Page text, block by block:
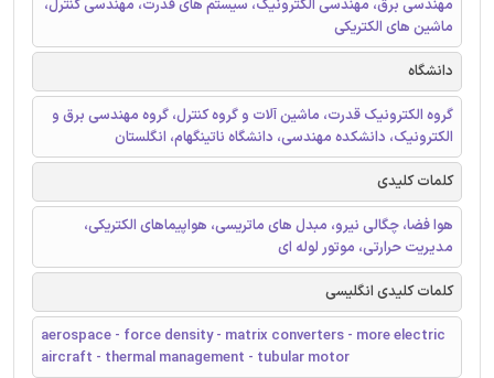
مهندسی برق، مهندسی الکترونیک، سیستم های قدرت، مهندسی کنترل،
ماشین های الکتریکی
دانشگاه
گروه الکترونیک قدرت، ماشین آلات و گروه کنترل، گروه مهندسی برق و
الکترونیک، دانشکده مهندسی، دانشگاه ناتینگهام، انگلستان
کلمات کلیدی
هوا فضا، چگالی نیرو، مبدل های ماتریسی، هواپیماهای الکتریکی،
مدیریت حرارتی، موتور لوله ای
کلمات کلیدی انگلیسی
aerospace - force density - matrix converters - more electric
aircraft - thermal management - tubular motor